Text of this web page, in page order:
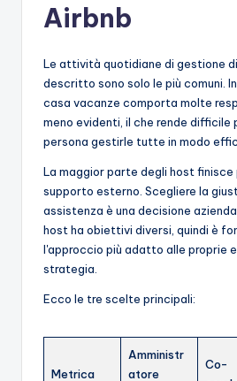
Airbnb
Le attività quotidiane di gestione
descritto sono solo le più comuni.
casa vacanze comporta molte
meno evidenti, il che rende difficile
persona gestirle tutte in modo
La maggior parte degli host
supporto esterno. Scegliere la
assistenza è una decisione
host ha obiettivi diversi, quindi è
l'approccio più adatto alle proprie
strategia.
Ecco le tre scelte principali:
Metrica
Amministr
atore
Co-